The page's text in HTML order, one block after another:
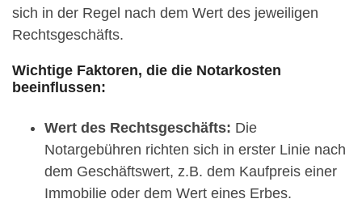
sich in der Regel nach dem Wert des jeweiligen
Rechtsgeschäfts.
Wichtige Faktoren, die die Notarkosten
beeinflussen:
Wert des Rechtsgeschäfts: Die
Notargebühren richten sich in erster Linie nach
dem Geschäftswert, z.B. dem Kaufpreis einer
Immobilie oder dem Wert eines Erbes.